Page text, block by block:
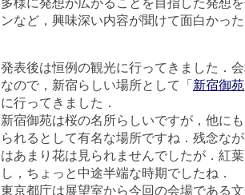
ンなど，興味深い内容が聞けて面白かっ
発表後は恒例の観光に行ってきました．
なので，新宿らしい場所として「新宿御苑
に行ってきました．
新宿御苑は桜の名所らしいですが，他に
られるとして有名な場所ですね．残念な
はあまり花は見られませんでしたが．紅
し，ちょっと中途半端な時期でしたね．
東京都庁は展望室から今回の会場である